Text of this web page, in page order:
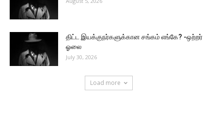
திட்ட இயக்குநர்களுக்கான சங்கம் எங்கே? -ஒற்றர்
ஓலை
July 30, 2026
Load more